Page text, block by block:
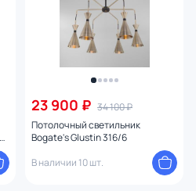
23 900 ₽ 34 100 ₽
Потолочный светильник
Bogate's Glustin 316/6
В наличии 10 шт.